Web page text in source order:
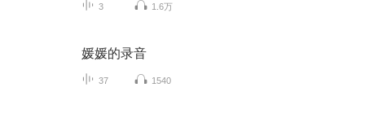
3 1.6万
媛媛的录音
37 1540